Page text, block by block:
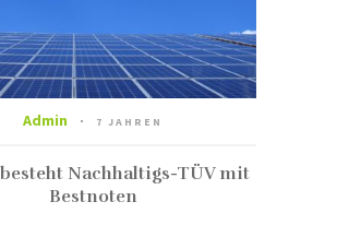
Admin 7 JAHREN
Nachhaltigs-TÜV mit
Bestnoten